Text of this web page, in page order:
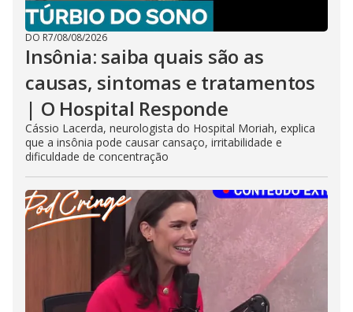
DO R7/08/08/2026
Insônia: saiba quais são as
causas, sintomas e tratamentos
| O Hospital Responde
Cássio Lacerda, neurologista do Hospital Moriah, explica
que a insônia pode causar cansaço, irritabilidade e
dificuldade de concentração